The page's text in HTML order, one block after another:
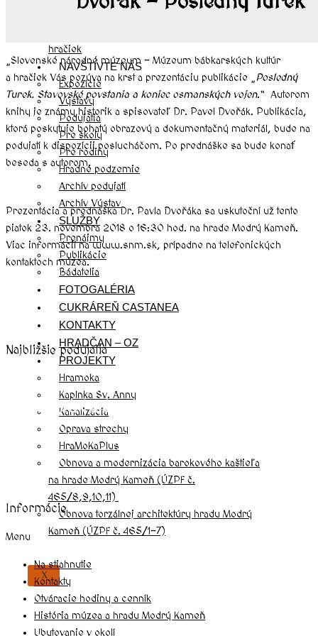
hračiek
NAVŠTÍVTE NÁS
Expozície
Výstavy
Podujatia
Pre školy
Pre rodiny
Hradné podzemie
Archív podujatí
Archív Výstav
SLUŽBY
Prenájmy
Publikácie
Bádatelia
FOTOGALÉRIA
CUKRÁREŇ CASTANEA
KONTAKTY
HRADČAN – OZ
PROJEKTY
Hramoka
Kaplnka Sv. Anny
Kanalizácia
Oprava strechy
HraMoKaPlus
Obnova a modernizácia barokového kaštieľa
na hrade Modrý Kameň (ÚZPF č.
465/8,9,10,11)
Obnova torzálnej architektúry hradu Modrý
Kameň (ÚZPF č. 465/1-7)
X
„Slovenské národné múzeum – Múzeum bábkarských kultúr
a hračiek Vás pozýva na krst a prezentáciu publikácie „Posledný
Turek. Stavovské povstania a koniec osmanských vojen.“ Autorom
knihy je známy historik a spisovateľ Dr. Pavel Dvořák. Publikácia,
ktorá poskytuje bohatý obrazový a dokumentačný materiál, bude na
podujatí k dispozícii poslucháčom. Po prednáške sa bude konať
beseda s autorom.
Prezentácia a prednáška Dr. Pavla Dvořáka sa uskutoční už tento
piatok 23. novembra 2018 o 16:30 hod. na hrade Modrý Kameň.
Viac informácií na www.snm.sk, prípadne na telefonických
kontaktoch múzea.
Najbližšie podujatia
august, 2026
Informácie
Menu
Na stiahnutie
Kontakty
Otváracie hodiny a cenník
História múzea a hradu Modrý Kameň
Ubytovanie v okolí